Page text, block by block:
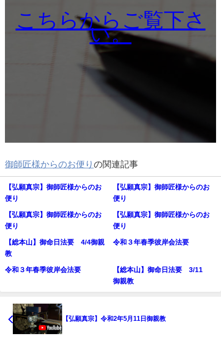
こちらからご覧下さ
い。
御師匠様からのお便り の関連記事
【弘願真宗】御師匠様からのお
便り
【弘願真宗】御師匠様からのお
便り
【弘願真宗】御師匠様からのお
便り
【弘願真宗】御師匠様からのお
便り
【総本山】御命日法要 4/4御親
教
令和３年春季彼岸会法要
令和３年春季彼岸会法要
【総本山】御命日法要 3/11
御親教
【弘願真宗】令和2年5月11日御親教